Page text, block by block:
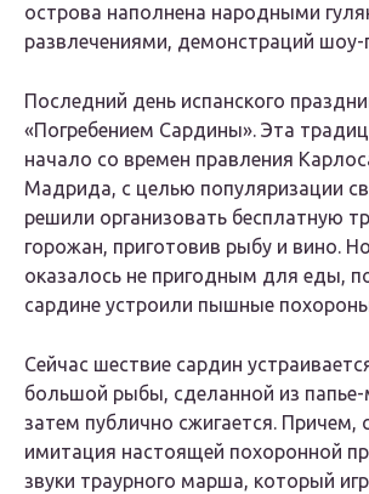
острова наполнена народными
развлечениями, демонстраций
Последний день испанского
«Погребением Сардины». Эта
начало со времен правления
Мадрида, с целью популяризации
решили организовать бесплатную
горожан, приготовив рыбу и вино.
оказалось не пригодным для еды,
сардине устроили пышные
Сейчас шествие сардин
большой рыбы, сделанной из
затем публично сжигается. Причем,
имитация настоящей похоронной
звуки траурного марша, который